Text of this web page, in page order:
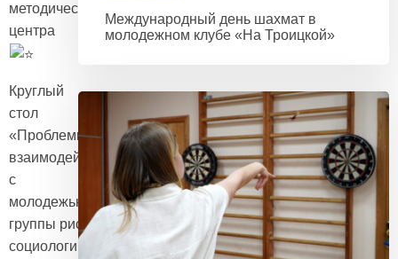
методического
центра
Круглый
стол
«Проблемы
взаимодействия
с
молодежью
группы риска:
социологический
Международный день шахмат в
молодежном клубе «На Троицкой»